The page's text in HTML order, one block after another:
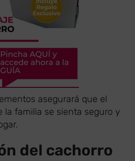
asegurará que el
la familia se sienta seguro y
del cachorro